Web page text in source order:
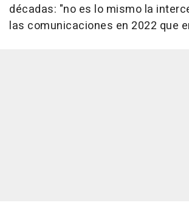
décadas: "no es lo mismo la
las comunicaciones en 2022 que